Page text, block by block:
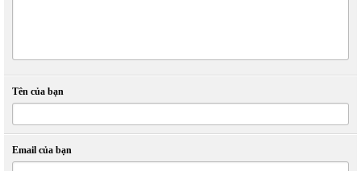
Tên của bạn
Email của bạn